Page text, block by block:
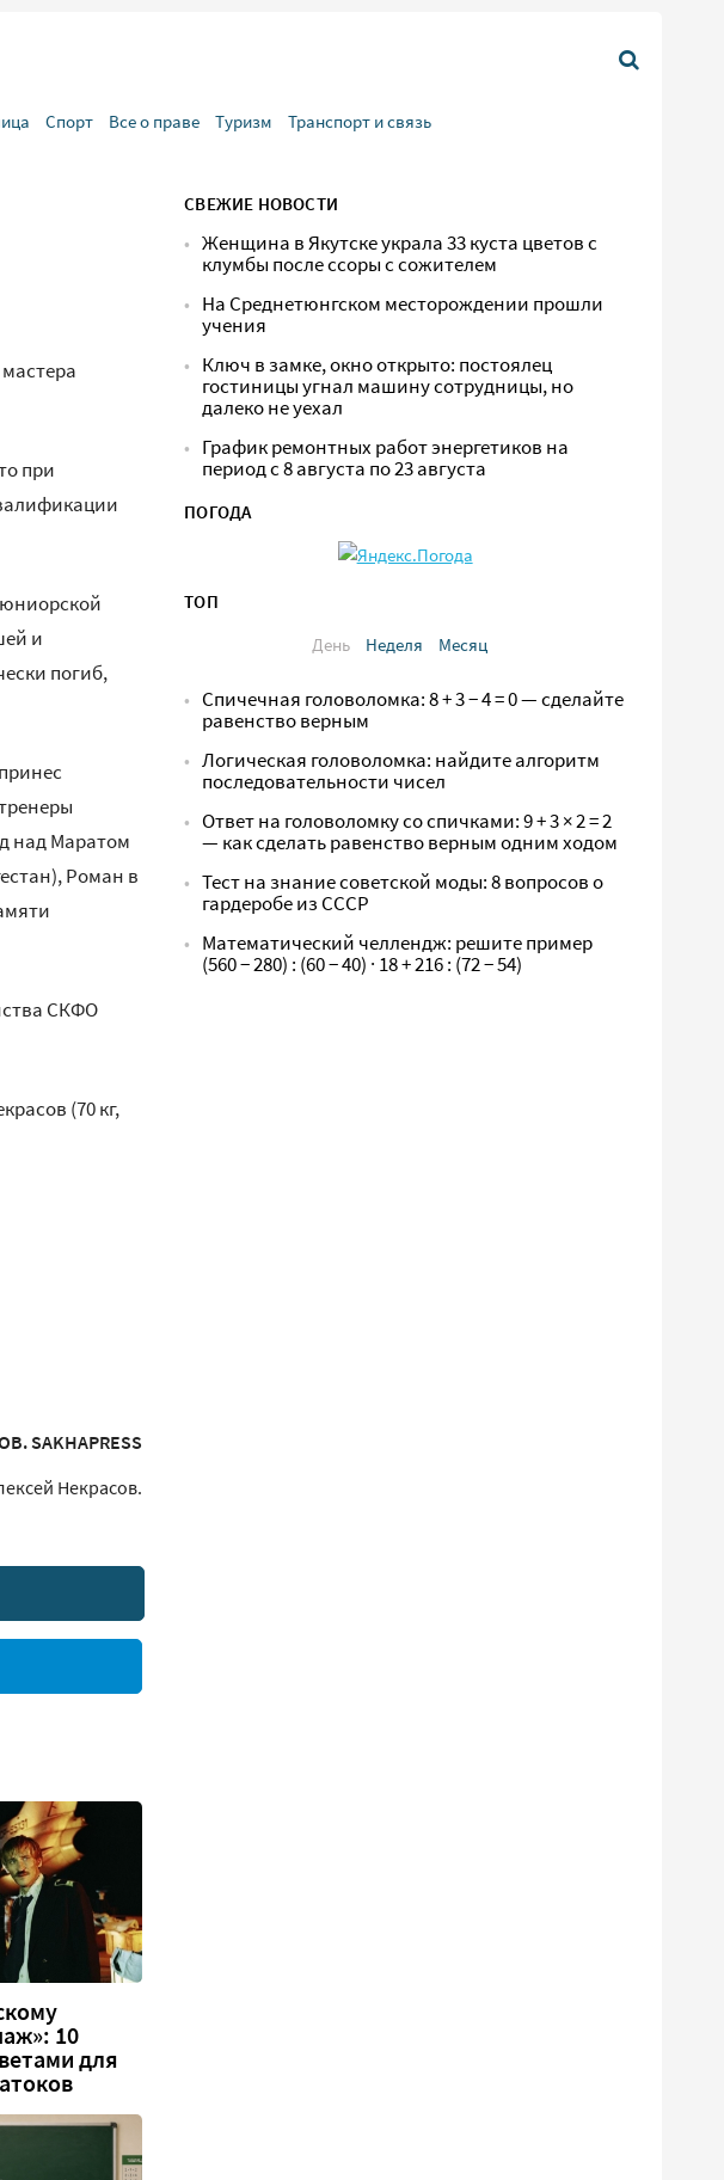
Спорт Все о праве Туризм Транспорт и связь
при
и
погиб,
над Маратом
Роман в
СКФО
(70 кг,
SAKHAPRESS
Некрасов.
10
для
СВЕЖИЕ НОВОСТИ
Женщина в Якутске украла 33 куста цветов с
клумбы после ссоры с сожителем
На Среднетюнгском месторождении прошли
учения
Ключ в замке, окно открыто: постоялец
гостиницы угнал машину сотрудницы, но
далеко не уехал
График ремонтных работ энергетиков на
период с 8 августа по 23 августа
ПОГОДА
ТОП
День
Неделя Месяц
Спичечная головоломка: 8 + 3 − 4 = 0 — сделайте
равенство верным
Логическая головоломка: найдите алгоритм
последовательности чисел
Ответ на головоломку со спичками: 9 + 3 × 2 = 2
— как сделать равенство верным одним ходом
Тест на знание советской моды: 8 вопросов о
гардеробе из СССР
Математический челлендж: решите пример
(560 − 280) : (60 − 40) · 18 + 216 : (72 − 54)